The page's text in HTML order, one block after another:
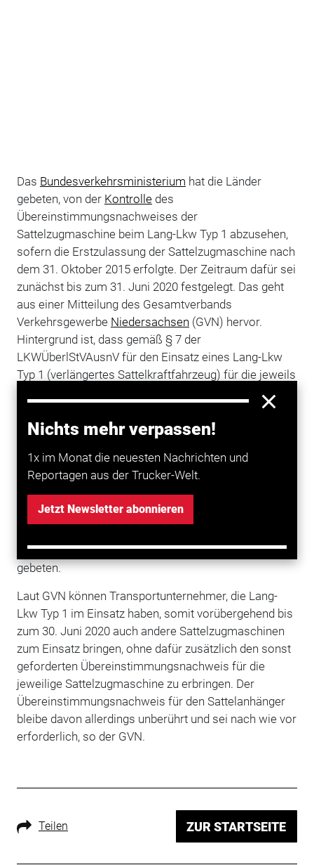
Nichts mehr verpassen!
1x im Monat die neuesten Nachrichten und
Reportagen aus der Trucker-Welt.
Jetzt Newsletter abonnieren
Das Bundesverkehrsministerium hat die Länder
gebeten, von der Kontrolledes
Übereinstimmungsnachweises der
Sattelzugmaschine beim Lang-Lkw Typ 1 abzusehen,
sofern die Erstzulassung der Sattelzugmaschine nach
dem 31. Oktober 2015 erfolgte. Der Zeitraum dafür sei
zunächst bis zum 31. Juni 2020 festgelegt. Das geht
aus einer Mitteilung des Gesamtverbands
Verkehrsgewerbe Niedersachsen (GVN) hervor.
Hintergrund ist, dass gemäß § 7 der
LKWÜberlStVAusnV für den Einsatz eines Lang-Lkw
Typ 1 (verlängertes Sattelkraftfahrzeug) für die jeweils
Übereinstimmungsnachweis für die Kombination als
Ganzes oder getrennt jeweils für die eingesetzte
erforderlich ist. Aufgrund der veränderten
Gesamtsituation durch Coronahatte sich der
Bundesverband Güterkraftverkehr,
Entsorgung (BGL) deshalb an das
Flexibilisierung für den Einsatz von Lang-Lkw Typ 1
gebeten.
Laut GVN können Transportunternehmer, die Lang-
Lkw Typ 1 im Einsatz haben, somit vorübergehend bis
zum 30. Juni 2020 auch andere Sattelzugmaschinen
zum Einsatz bringen, ohne dafür zusätzlich den sonst
geforderten Übereinstimmungsnachweis für die
jeweilige Sattelzugmaschine zu erbringen. Der
Übereinstimmungsnachweis für den Sattelanhänger
bleibe davon allerdings unberührt und sei nach wie vor
erforderlich, so der GVN.
Teilen ZUR STARTSEITE